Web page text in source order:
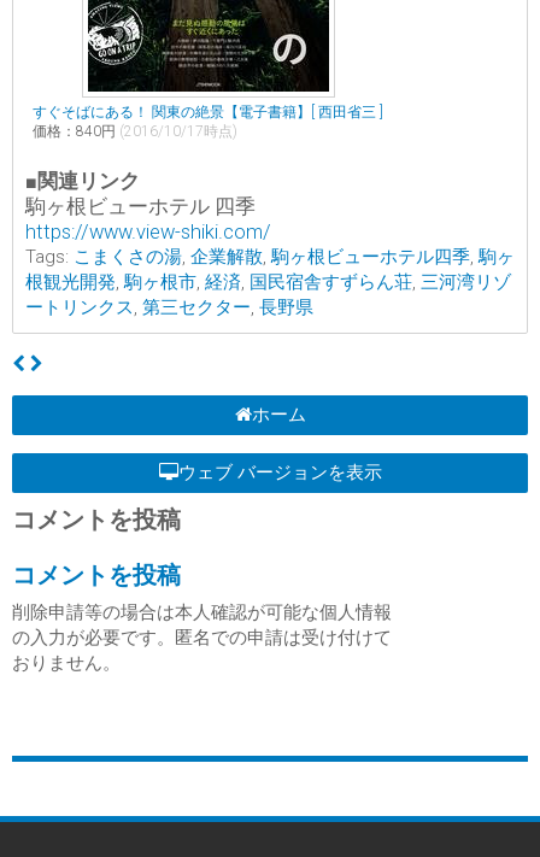
すぐそばにある！ 関東の絶景【電子書籍】[ 西田省三 ]
価格：840円 (2016/10/17時点)
■関連リンク
駒ヶ根ビューホテル 四季
https://www.view-shiki.com/
Tags: こまくさの湯, 企業解散, 駒ヶ根ビューホテル四季, 駒ヶ
根観光開発, 駒ヶ根市, 経済, 国民宿舎すずらん荘, 三河湾リゾ
ートリンクス, 第三セクター, 長野県
ホーム
ウェブ バージョンを表示
コメントを投稿
コメントを投稿
削除申請等の場合は本人確認が可能な個人情報
の入力が必要です。匿名での申請は受け付けて
おりません。